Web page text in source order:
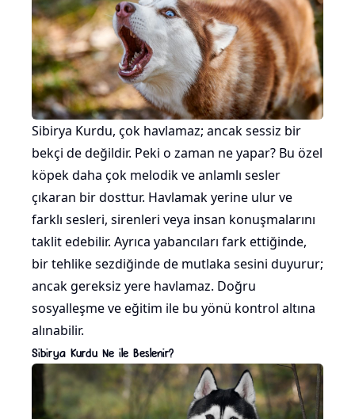
Sibirya Kurdu, çok havlamaz; ancak sessiz bir
bekçi de değildir. Peki o zaman ne yapar? Bu özel
köpek daha çok melodik ve anlamlı sesler
çıkaran bir dosttur. Havlamak yerine ulur ve
farklı sesleri, sirenleri veya insan konuşmalarını
taklit edebilir. Ayrıca yabancıları fark ettiğinde,
bir tehlike sezdiğinde de mutlaka sesini duyurur;
ancak gereksiz yere havlamaz. Doğru
sosyalleşme ve eğitim ile bu yönü kontrol altına
alınabilir.
Sibirya Kurdu Ne ile Beslenir?